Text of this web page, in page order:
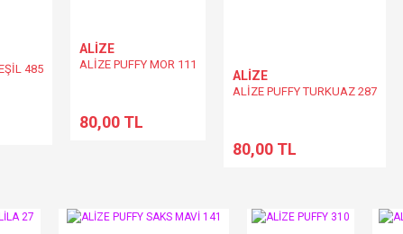
485
ALİZE
ALİZE PUFFY MOR 111
80,00 TL
ALİZE
ALİZE PUFFY TURKUAZ 287
80,00 TL